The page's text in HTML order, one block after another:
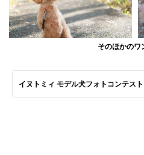
そのほかのワ